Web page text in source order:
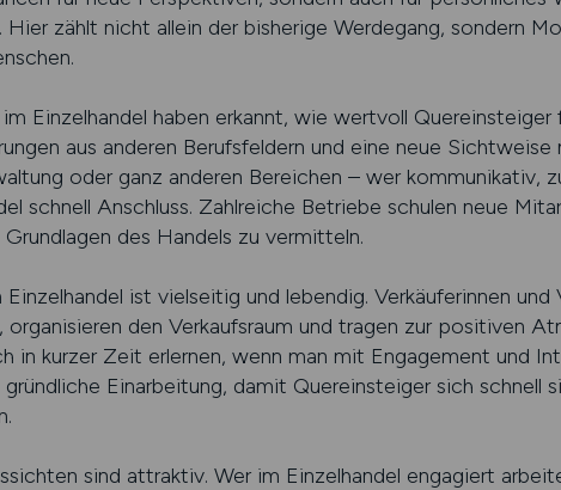
Hier zählt nicht allein der bisherige Werdegang, sondern
Einzelhandel haben erkannt, wie wertvoll Quereinsteiger
aus anderen Berufsfeldern und eine neue
oder ganz anderen Bereichen – wer kommunikativ,
schnell Anschluss. Zahlreiche Betriebe schulen neue
des Handels zu vermitteln.
ist vielseitig und lebendig. Verkäuferinnen und
organisieren den Verkaufsraum und tragen zur positiven
in kurzer Zeit erlernen, wenn man mit Engagement und
Einarbeitung, damit Quereinsteiger sich schnell
sind attraktiv. Wer im Einzelhandel engagiert